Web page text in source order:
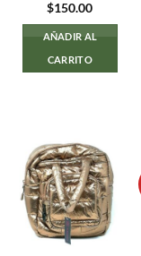
$150.00
AÑADIR AL
CARRITO